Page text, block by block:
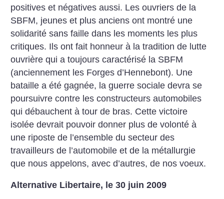
positives et négatives aussi. Les ouvriers de la
SBFM, jeunes et plus anciens ont montré une
solidarité sans faille dans les moments les plus
critiques. Ils ont fait honneur à la tradition de lutte
ouvrière qui a toujours caractérisé la SBFM
(anciennement les Forges d’Hennebont). Une
bataille a été gagnée, la guerre sociale devra se
poursuivre contre les constructeurs automobiles
qui débauchent à tour de bras. Cette victoire
isolée devrait pouvoir donner plus de volonté à
une riposte de l’ensemble du secteur des
travailleurs de l’automobile et de la métallurgie
que nous appelons, avec d’autres, de nos voeux.
Alternative Libertaire, le 30 juin 2009